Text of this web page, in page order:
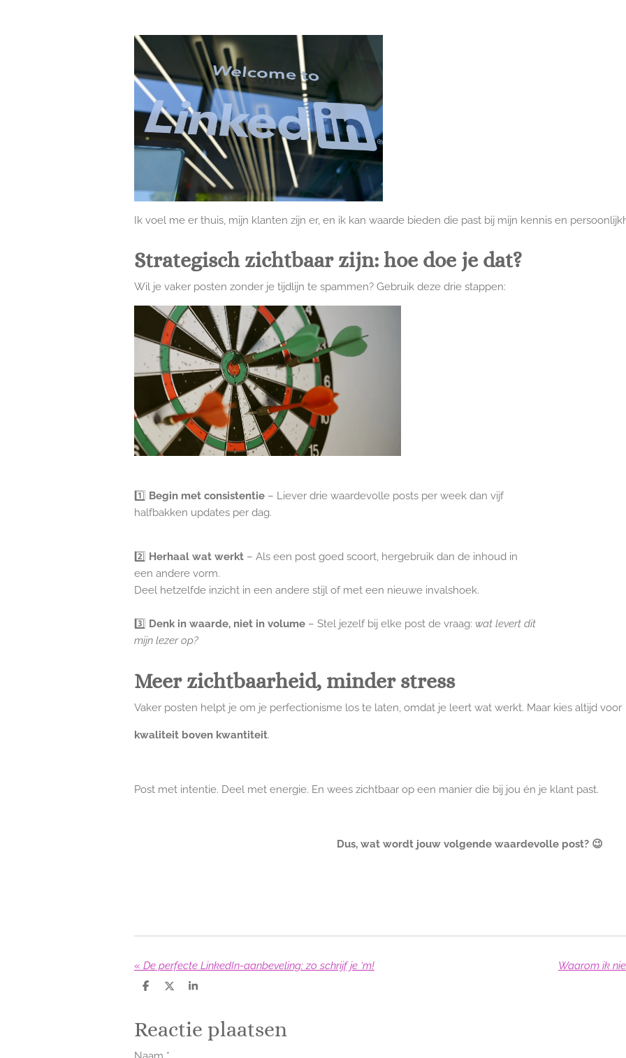
Ik voel me er thuis, mijn klanten zijn er, en ik kan waarde bieden die past bij mijn kennis en
Strategisch zichtbaar zijn: hoe doe je dat?
Wil je vaker posten zonder je tijdlijn te spammen? Gebruik deze drie stappen:
1️⃣ Begin met consistentie – Liever drie waardevolle posts per week dan vijf
halfbakken updates per dag.
2️⃣ Herhaal wat werkt – Als een post goed scoort, hergebruik dan de inhoud in
een andere vorm.
Deel hetzelfde inzicht in een andere stijl of met een nieuwe invalshoek.
3️⃣ Denk in waarde, niet in volume – Stel jezelf bij elke post de vraag: wat levert dit
mijn lezer op?
Meer zichtbaarheid, minder stress
Vaker posten helpt je om je perfectionisme los te laten, omdat je leert wat werkt. Maar kies altijd voor
kwaliteit boven kwantiteit.
Post met intentie. Deel met energie. En wees zichtbaar op een manier die bij jou én je klant past.
Dus, wat wordt jouw volgende waardevolle post? 😉
« De perfecte LinkedIn-aanbeveling: zo schrijf je ‘m! Waarom ik
D
e
n
D
S
e
Reactie plaatsen